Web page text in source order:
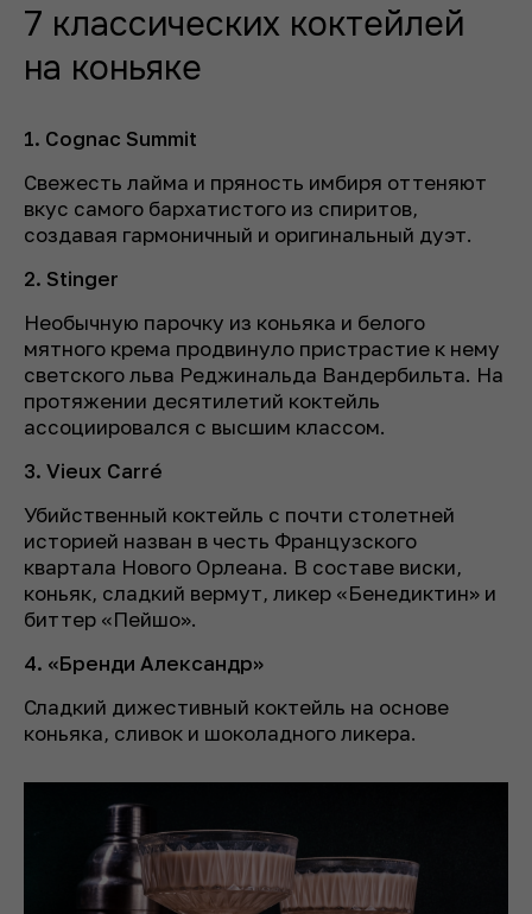
7 классических коктейлей
на коньяке
1. Cognac Summit
Свежесть лайма и пряность имбиря оттеняют
вкус самого бархатистого из спиритов,
создавая гармоничный и оригинальный дуэт.
2. Stinger
Необычную парочку из коньяка и белого
мятного крема продвинуло пристрастие к нему
светского льва Реджинальда Вандербильта. На
протяжении десятилетий коктейль
ассоциировался с высшим классом.
3. Vieux Carré
Убийственный коктейль с почти столетней
историей назван в честь Французского
квартала Нового Орлеана. В составе виски,
коньяк, сладкий вермут, ликер «Бенедиктин» и
биттер «Пейшо».
4. «Бренди Александр»
Сладкий дижестивный коктейль на основе
коньяка, сливок и шоколадного ликера.